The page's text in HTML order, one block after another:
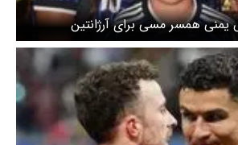
همسر مسی برای آرژانتین